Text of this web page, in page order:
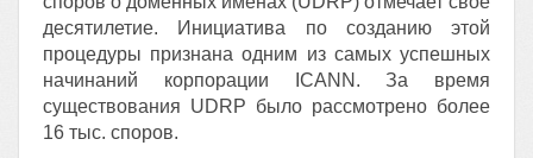
десятилетие. Инициатива по созданию этой
процедуры признана одним из самых успешных
начинаний корпорации ICANN. За время
существования UDRP было рассмотрено более
16 тыс. споров.